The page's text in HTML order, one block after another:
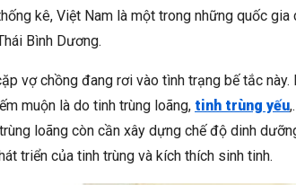
kê, Việt Nam là một trong những quốc
Bình Dương.
vợ chồng đang rơi vào tình trạng bế tắc
muộn là do tinh trùng loãng, tinh trùng yếu
loãng còn cần xây dựng chế độ dinh
triển của tinh trùng và kích thích sinh tinh.